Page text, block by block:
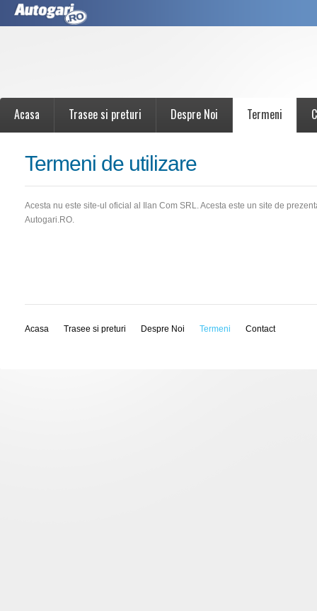
Acasa Trasee si preturi Despre Noi Termeni
Termeni de utilizare
Acesta nu este site-ul oficial al Ilan Com SRL. Acesta este un site de
Autogari.RO.
Acasa Trasee si preturi Despre Noi Termeni Contact